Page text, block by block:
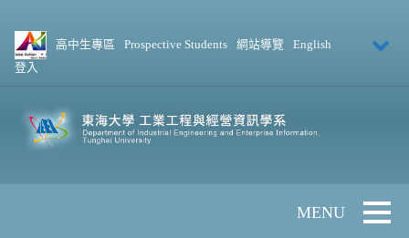
高中生專區 Prospective Students 網站導覽
English
登入
Toggle